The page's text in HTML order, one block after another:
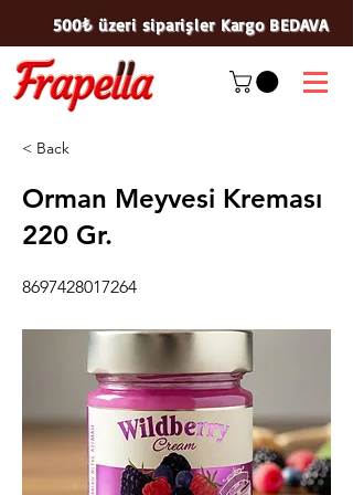
500₺ üzeri siparişler Kargo BEDAVA
< Back
Orman Meyvesi Kreması
220 Gr.
8697428017264